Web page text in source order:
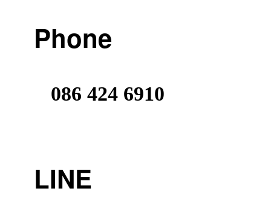
Phone
086 424 6910
LINE